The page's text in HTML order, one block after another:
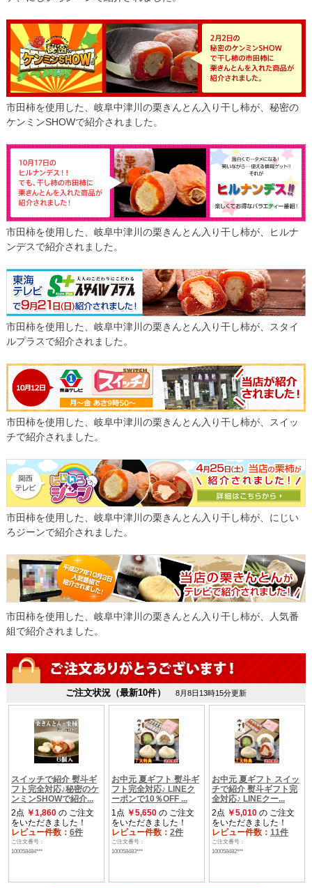
市田柿を使用した、岐阜中津川の栗きんとん入り干し柿が、秘密の
ケンミンSHOWで紹介されました。
市田柿を使用した、岐阜中津川の栗きんとん入り干し柿が、ヒルナ
ンデスで紹介されました。
市田柿を使用した、岐阜中津川の栗きんとん入り干し柿が、スタイ
ルプラスで紹介されました。
市田柿を使用した、岐阜中津川の栗きんとん入り干し柿が、スイッ
チで紹介されました。
市田柿を使用した、岐阜中津川の栗きんとん入り干し柿が、にじい
ろジーンで紹介されました。
市田柿を使用した、岐阜中津川の栗きんとん入り干し柿が、人気番
組で紹介されました。